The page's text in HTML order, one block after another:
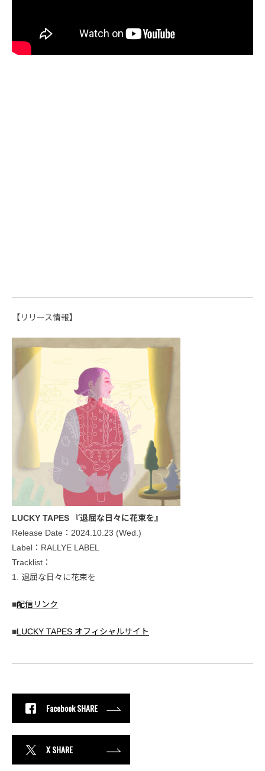
【リリース情報】
LUCKY TAPES 『退屈な日々に花束を』
Release Date：2024.10.23 (Wed.)
Label：RALLYE LABEL
Tracklist：
1. 退屈な日々に花束を
■配信リンク
■LUCKY TAPES オフィシャルサイト
Facebook SHARE
X SHARE